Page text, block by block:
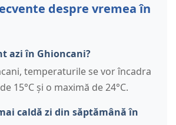
despre vremea în
azi în Ghioncani?
temperaturile se vor încadra
15°C și o maximă de 24°C.
caldă zi din săptămână în